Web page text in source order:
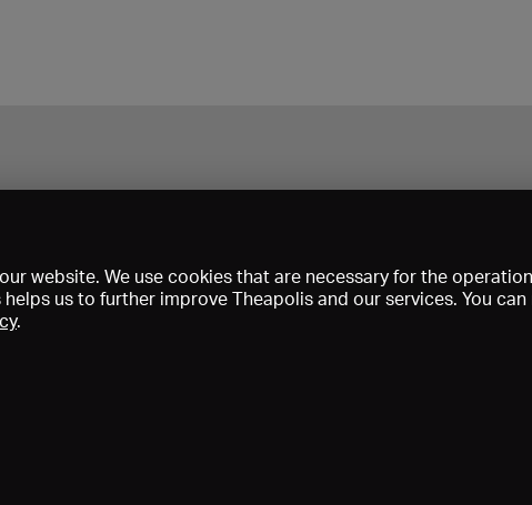
website. We use cookies that are necessary for the
us to further improve Theapolis and our services. You
.